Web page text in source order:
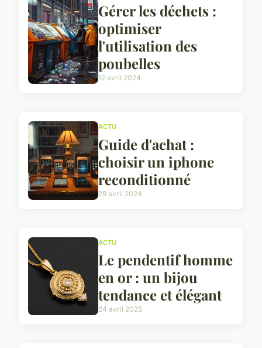
Gérer les déchets :
optimiser
l'utilisation des
poubelles
12 avril 2024
ACTU
Guide d'achat :
choisir un iphone
reconditionné
29 avril 2024
ACTU
Le pendentif homme
en or : un bijou
tendance et élégant
24 avril 2025